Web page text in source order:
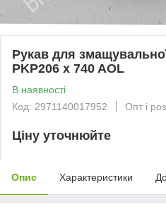
Рукав для
PKP206 x 740 AOL
В наявності
Код: 2971140017952
Опт і
Ціну уточнюйте
Опис Характеристики